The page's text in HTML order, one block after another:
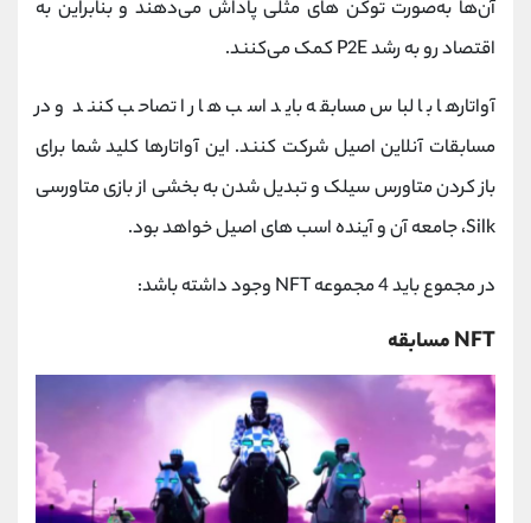
آن‌ها به‌صورت توکن های مثلی پاداش می‌دهند و بنابراین به
اقتصاد رو به رشد P2E کمک می‌کنند.
آواتارها با لباس مسابقه باید اسب ها را تصاحب کنند و در
مسابقات آنلاین اصیل شرکت کنند. این آواتارها کلید شما برای
باز کردن متاورس سیلک و تبدیل شدن به بخشی از بازی متاورسی
Silk، جامعه آن و آینده اسب های اصیل خواهد بود.
در مجموع باید 4 مجموعه NFT وجود داشته باشد:
NFT مسابقه